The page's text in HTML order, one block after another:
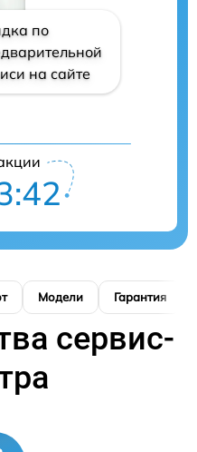
по
на сайте
Модели Гарантия
сервис-